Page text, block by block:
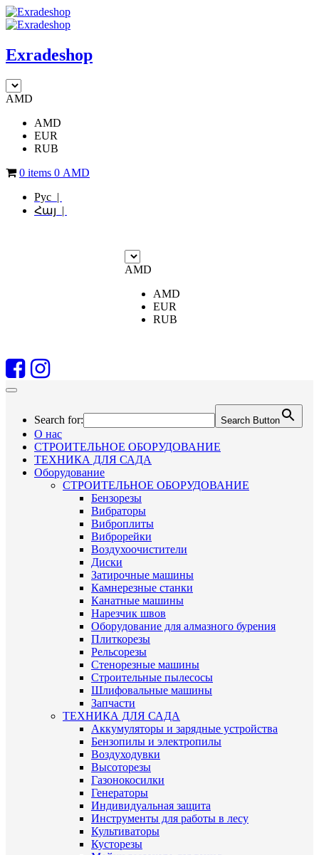
Exradeshop
AMD
AMD
EUR
RUB
0 items 0 AMD
Рус |
Հայ |
AMD
AMD
EUR
RUB
Search for: Search Button
О нас
СТРОИТЕЛЬНОЕ ОБОРУДОВАНИЕ
ТЕХНИКА ДЛЯ САДА
Оборудование
СТРОИТЕЛЬНОЕ ОБОРУДОВАНИЕ
Бензорезы
Вибраторы
Виброплиты
Виброрейки
Воздухоочистители
Диски
Затирочные машины
Камнерезные станки
Канатные машины
Нарезчик швов
Оборудование для алмазного бурения
Плиткорезы
Рельсорезы
Стенорезные машины
Строительные пылесосы
Шлифовальные машины
Запчасти
ТЕХНИКА ДЛЯ САДА
Аккумуляторы и зарядные устройства
Бензопилы и электропилы
Воздуходувки
Высоторезы
Газонокосилки
Генераторы
Индивидуальная защита
Инструменты для работы в лесу
Культиваторы
Кусторезы